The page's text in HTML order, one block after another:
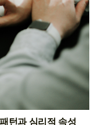
턴과 심리적 속성